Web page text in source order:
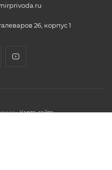
26, корпус 1
Карта сайта